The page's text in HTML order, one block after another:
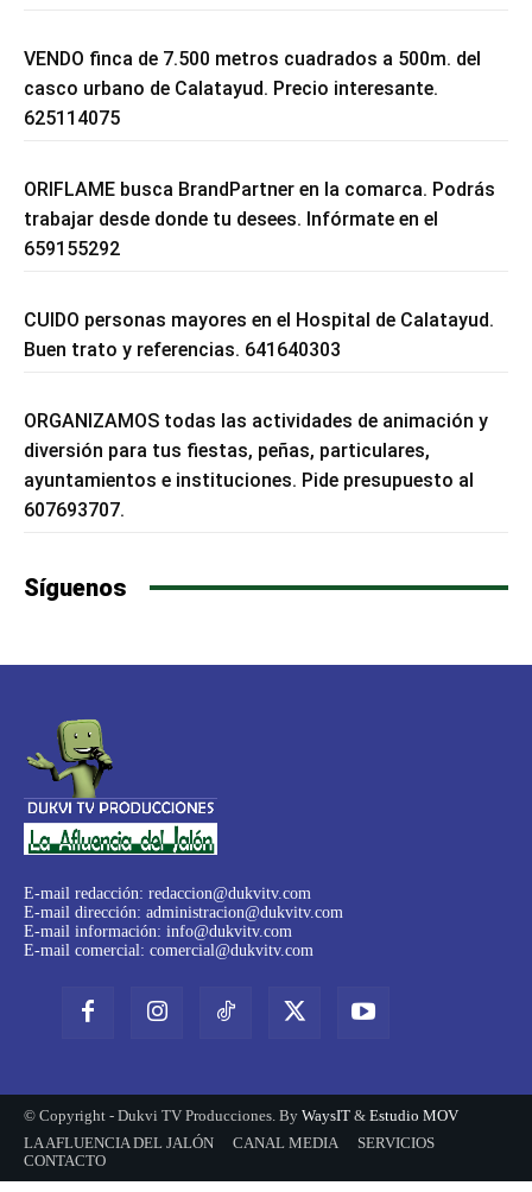
VENDO finca de 7.500 metros cuadrados a 500m. del
casco urbano de Calatayud. Precio interesante.
625114075
ORIFLAME busca BrandPartner en la comarca. Podrás
trabajar desde donde tu desees. Infórmate en el
659155292
CUIDO personas mayores en el Hospital de Calatayud.
Buen trato y referencias. 641640303
ORGANIZAMOS todas las actividades de animación y
diversión para tus fiestas, peñas, particulares,
ayuntamientos e instituciones. Pide presupuesto al
607693707.
Síguenos
E-mail redacción: redaccion@dukvitv.com
E-mail dirección: administracion@dukvitv.com
E-mail información: info@dukvitv.com
E-mail comercial: comercial@dukvitv.com
© Copyright - Dukvi TV Producciones. By WaysIT & Estudio MOV
LA AFLUENCIA DEL JALÓN
CANAL MEDIA
SERVICIOS
CONTACTO